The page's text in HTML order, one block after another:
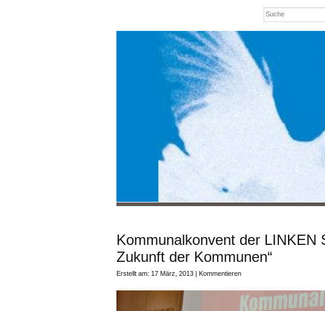
Kommunalkonvent der LINKEN
Zukunft der Kommunen“
Erstellt am: 17 März, 2013 | Kommentieren